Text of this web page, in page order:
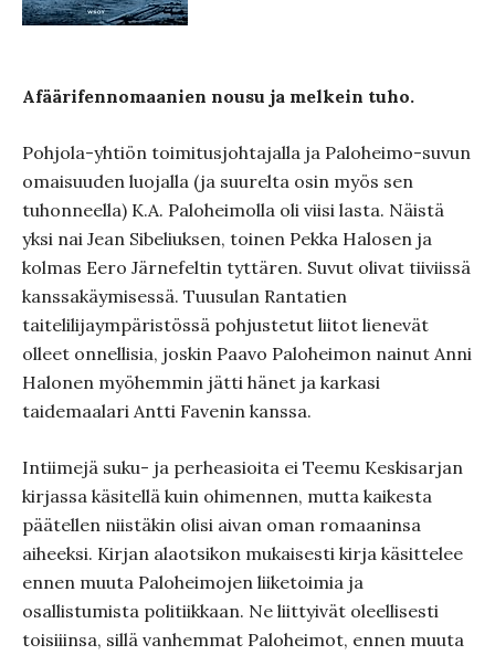
Afäärifennomaanien nousu ja melkein tuho.
Pohjola-yhtiön toimitusjohtajalla ja Paloheimo-suvun
omaisuuden luojalla (ja suurelta osin myös sen
tuhonneella) K.A. Paloheimolla oli viisi lasta. Näistä
yksi nai Jean Sibeliuksen, toinen Pekka Halosen ja
kolmas Eero Järnefeltin tyttären. Suvut olivat tiiviissä
kanssakäymisessä. Tuusulan Rantatien
taitelilijaympäristössä pohjustetut liitot lienevät
olleet onnellisia, joskin Paavo Paloheimon nainut Anni
Halonen myöhemmin jätti hänet ja karkasi
taidemaalari Antti Favenin kanssa.
Intiimejä suku- ja perheasioita ei Teemu Keskisarjan
kirjassa käsitellä kuin ohimennen, mutta kaikesta
päätellen niistäkin olisi aivan oman romaaninsa
aiheeksi. Kirjan alaotsikon mukaisesti kirja käsittelee
ennen muuta Paloheimojen liiketoimia ja
osallistumista politiikkaan. Ne liittyivät oleellisesti
toisiiinsa, sillä vanhemmat Paloheimot, ennen muuta